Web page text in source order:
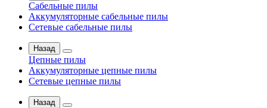
Сабельные пилы
Аккумуляторные сабельные пилы
Сетевые сабельные пилы
Назад
Цепные пилы
Аккумуляторные цепные пилы
Сетевые цепные пилы
Назад